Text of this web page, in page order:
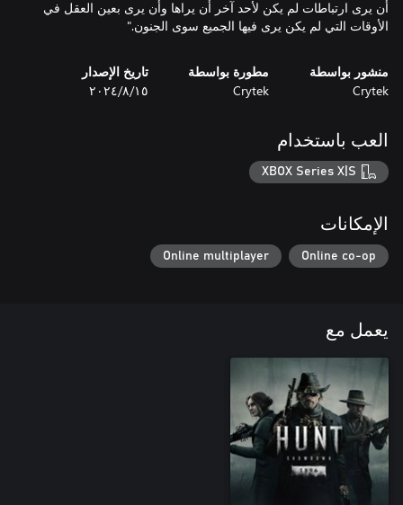
أن يرى ارتباطات لم يكن لأحد آخر أن يراها وأن يرى بعين العقل في
الأوقات التي لم يكن يرى فيها الجميع سوى الجنون."
منشور بواسطة
Crytek
مطورة بواسطة
Crytek
تاريخ الإصدار
١٥‏/٨‏/٢٠٢٤
العب باستخدام
XBOX Series X|S
الإمكانات
Online co-op
Online multiplayer
يعمل مع